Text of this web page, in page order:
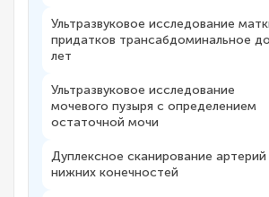
Ультразвуковое исследование
придатков трансабдоминальное
лет
Ультразвуковое исследование
мочевого пузыря с определением
остаточной мочи
Дуплексное сканирование артерий
нижних конечностей